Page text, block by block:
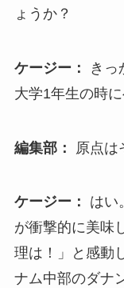
ょうか？
ケージー：
きっ
大学1年生の時
編集部： 原点は
ケージー：
はい
が衝撃的に美味
理は！」と感動
ナム中部のダナ